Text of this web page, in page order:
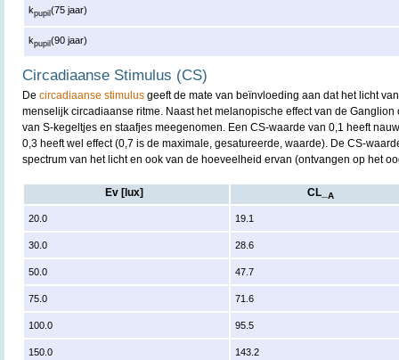
kpupil(75 jaar)
kpupil(90 jaar)
Circadiaanse Stimulus (CS)
De circadiaanse stimulus geeft de mate van beïnvloeding aan dat het licht
menselijk circadiaanse ritme. Naast het melanopische effect van de
van S-kegeltjes en staafjes meegenomen. Een CS-waarde van 0,1 heeft
0,3 heeft wel effect (0,7 is de maximale, gesatureerde, waarde). De CS-
spectrum van het licht en ook van de hoeveelheid ervan (ontvangen op het
Ev [lux] CL_ A
20.0 19.1
30.0 28.6
50.0 47.7
75.0 71.6
100.0 95.5
150.0 143.2